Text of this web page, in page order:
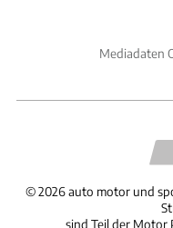
Mediadaten
©2026 auto motor und
sind Teil der Motor